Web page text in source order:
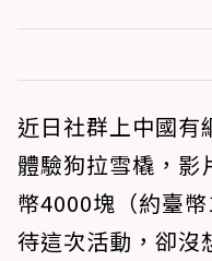
近日社群上中國有
體驗狗拉雪橇，影
幣4000塊（約臺
待這次活動，卻沒